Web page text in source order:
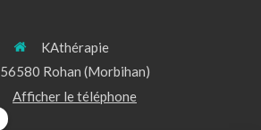
KAthérapie
56580 Rohan (Morbihan)
Afficher le téléphone